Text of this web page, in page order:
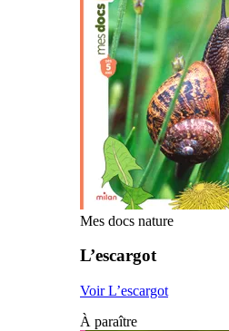
Mes docs nature
L’escargot
Voir L’escargot
À paraître